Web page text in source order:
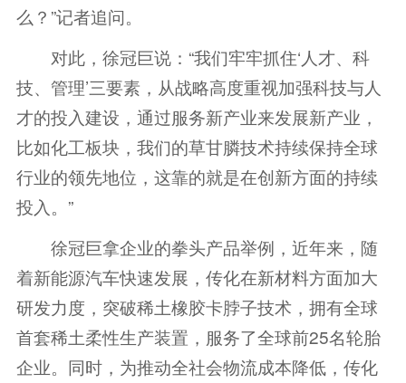
么？”记者追问。
对此，徐冠巨说：“我们牢牢抓住‘人才、科
技、管理’三要素，从战略高度重视加强科技与人
才的投入建设，通过服务新产业来发展新产业，
比如化工板块，我们的草甘膦技术持续保持全球
行业的领先地位，这靠的就是在创新方面的持续
投入。”
徐冠巨拿企业的拳头产品举例，近年来，随
着新能源汽车快速发展，传化在新材料方面加大
研发力度，突破稀土橡胶卡脖子技术，拥有全球
首套稀土柔性生产装置，服务了全球前25名轮胎
企业。同时，为推动全社会物流成本降低，传化